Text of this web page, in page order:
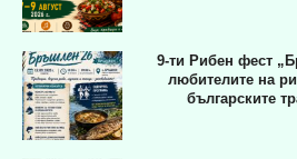
9-ти Рибен фест
любителите на
българските